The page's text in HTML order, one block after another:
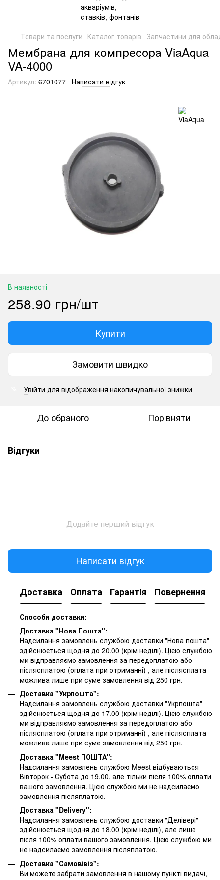
Товари та послуги Каталог товарів Запчастини для
Мембрана для компресора ViaAqua
VA-4000
Артикул: 6701077 Написати відгук
В наявності
258.90 грн/шт
Купити
Замовити швидко
Увійти для відображення накопичувальної знижки
До обраного Порівняти
Відгуки
Додайте перший відгук
Написати відгук
Доставка Оплата Гарантія Повернення
Способи доставки:
Доставка "Нова Пошта":
Надсилання замовлень службою доставки "Нова пошта"
здійснюється щодня до 20.00 (крім неділі). Цією службою
ми відправляємо замовлення за передоплатою або
післясплатою (оплата при отриманні) , але післясплата
можлива лише при суме замовлення від 250 грн.
Доставка "Укрпошта":
Надсилання замовлень службою доставки "Укрпошта"
здійснюється щодня до 17.00 (крім неділі). Цією службою
ми відправляємо замовлення за передоплатою або
післясплатою (оплата при отриманні) , але післясплата
можлива лише при суме замовлення від 250 грн.
Доставка "Meest ПОШТА":
Надсилання замовлень службою Meest відбуваються
Вівторок - Субота до 19.00, але тільки після 100% оплати
вашого замовлення. Цією службою ми не надсилаємо
замовлення післяплатою.
Доставка "Delivery":
Надсилання замовлень службою доставки "Делівері"
здійснюється щодня до 18.00 (крім неділі), але лише
після 100% оплати вашого замовлення. Цією службою ми
не надсилаємо замовлення післяплатою.
Доставка "Самовівіз":
Ви можете забрати замовлення в нашому пункті видачі,